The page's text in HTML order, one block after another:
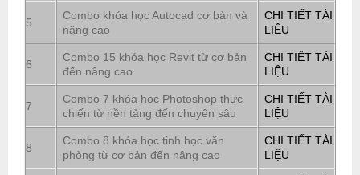
5
Combo khóa học Autocad cơ bản và
nâng cao
CHI TIẾT TÀI
LIỆU
6
Combo 15 khóa học Revit từ cơ bản
đến nâng cao
CHI TIẾT TÀI
LIỆU
7
Combo 7 khóa học Photoshop thực
chiến từ nền tảng đến chuyên sâu
CHI TIẾT TÀI
LIỆU
8
Combo 8 khóa học tinh học văn
phòng từ cơ bản đến nâng cao
CHI TIẾT TÀI
LIỆU